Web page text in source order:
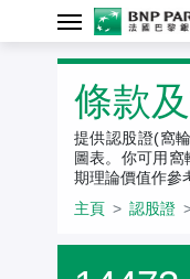
認股證
條款
提供認股證(窩
圖表。你可用
期理論價值作參
主頁
認股證